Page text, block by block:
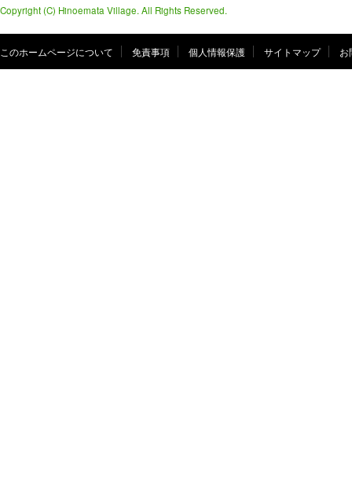
Copyright (C) Hinoemata Village. All Rights Reserved.
このホームページについて 免責事項 個人情報保護 サイトマップ お